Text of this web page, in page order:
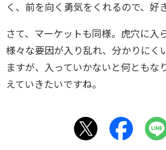
く、前を向く勇気をくれるので、好き
さて、マーケットも同様。虎穴に入
様々な要因が入り乱れ、分かりにく
ますが、入っていかないと何ともな
えていきたいですね。